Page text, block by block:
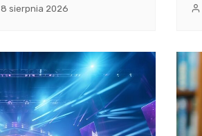
8 sierpnia 2026